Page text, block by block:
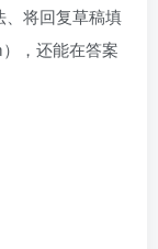
、将回复草稿填
，还能在答案